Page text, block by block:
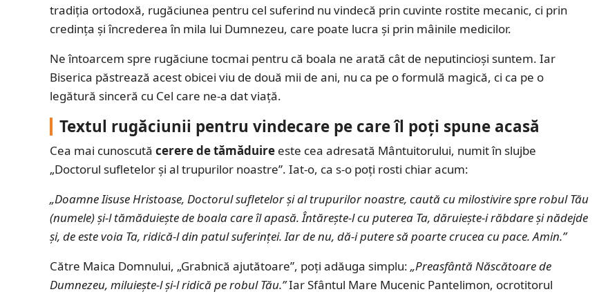
tradiția ortodoxă, rugăciunea pentru cel suferind nu vindecă prin cuvinte rostite mecanic, ci prin
credința și încrederea în mila lui Dumnezeu, care poate lucra și prin mâinile medicilor.
Ne întoarcem spre rugăciune tocmai pentru că boala ne arată cât de neputincioși suntem. Iar
Biserica păstrează acest obicei viu de două mii de ani, nu ca pe o formulă magică, ci ca pe o
legătură sinceră cu Cel care ne-a dat viață.
Textul rugăciunii pentru vindecare pe care îl poți spune acasă
Cea mai cunoscută cerere de tămăduire este cea adresată Mântuitorului, numit în slujbe
„Doctorul sufletelor și al trupurilor noastre”. Iat-o, ca s-o poți rosti chiar acum:
„Doamne Iisuse Hristoase, Doctorul sufletelor și al trupurilor noastre, caută cu milostivire spre robul Tău
(numele) și-l tămăduiește de boala care îl apasă. Întărește-l cu puterea Ta, dăruiește-i răbdare și nădejde
și, de este voia Ta, ridică-l din patul suferinței. Iar de nu, dă-i putere să poarte crucea cu pace. Amin.”
Către Maica Domnului, „Grabnică ajutătoare”, poți adăuga simplu: „Preasfântă Născătoare de
Dumnezeu, miluiește-l și-l ridică pe robul Tău.”Iar Sfântul Mare Mucenic Pantelimon, ocrotitorul